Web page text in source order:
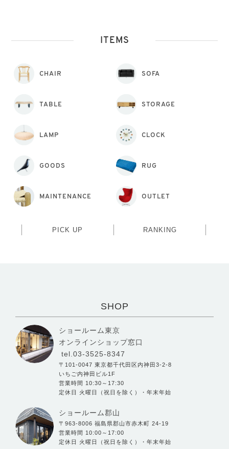
ITEMS
CHAIR SOFA
TABLE STORAGE
LAMP CLOCK
GOODS RUG
MAINTENANCE OUTLET
PICK UP RANKING
SHOP
ショールーム東京
オンラインショップ窓口
tel.03-3525-8347
〒101-0047 東京都千代田区内神田3-2-8
いちご内神田ビル1F
営業時間 10:30～17:30
定休日 火曜日（祝日を除く）・年末年始
ショールーム郡山
〒963-8006 福島県郡山市赤木町 24-19
営業時間 10:00～17:00
定休日 火曜日（祝日を除く）・年末年始